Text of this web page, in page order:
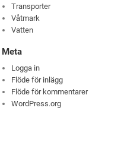
Transporter
Våtmark
Vatten
Meta
Logga in
Flöde för inlägg
Flöde för kommentarer
WordPress.org